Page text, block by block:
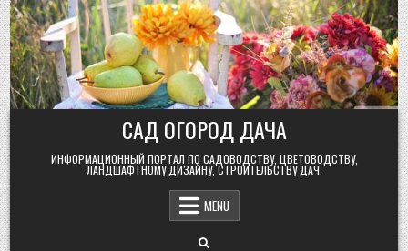
Skip
to
content
САД ОГОРОД ДАЧА
ИНФОРМАЦИОННЫЙ ПОРТАЛ ПО САДОВОДСТВУ, ЦВЕТОВОДСТВУ,
ЛАНДШАФТНОМУ ДИЗАЙНУ, СТРОИТЕЛЬСТВУ ДАЧ.
MENU